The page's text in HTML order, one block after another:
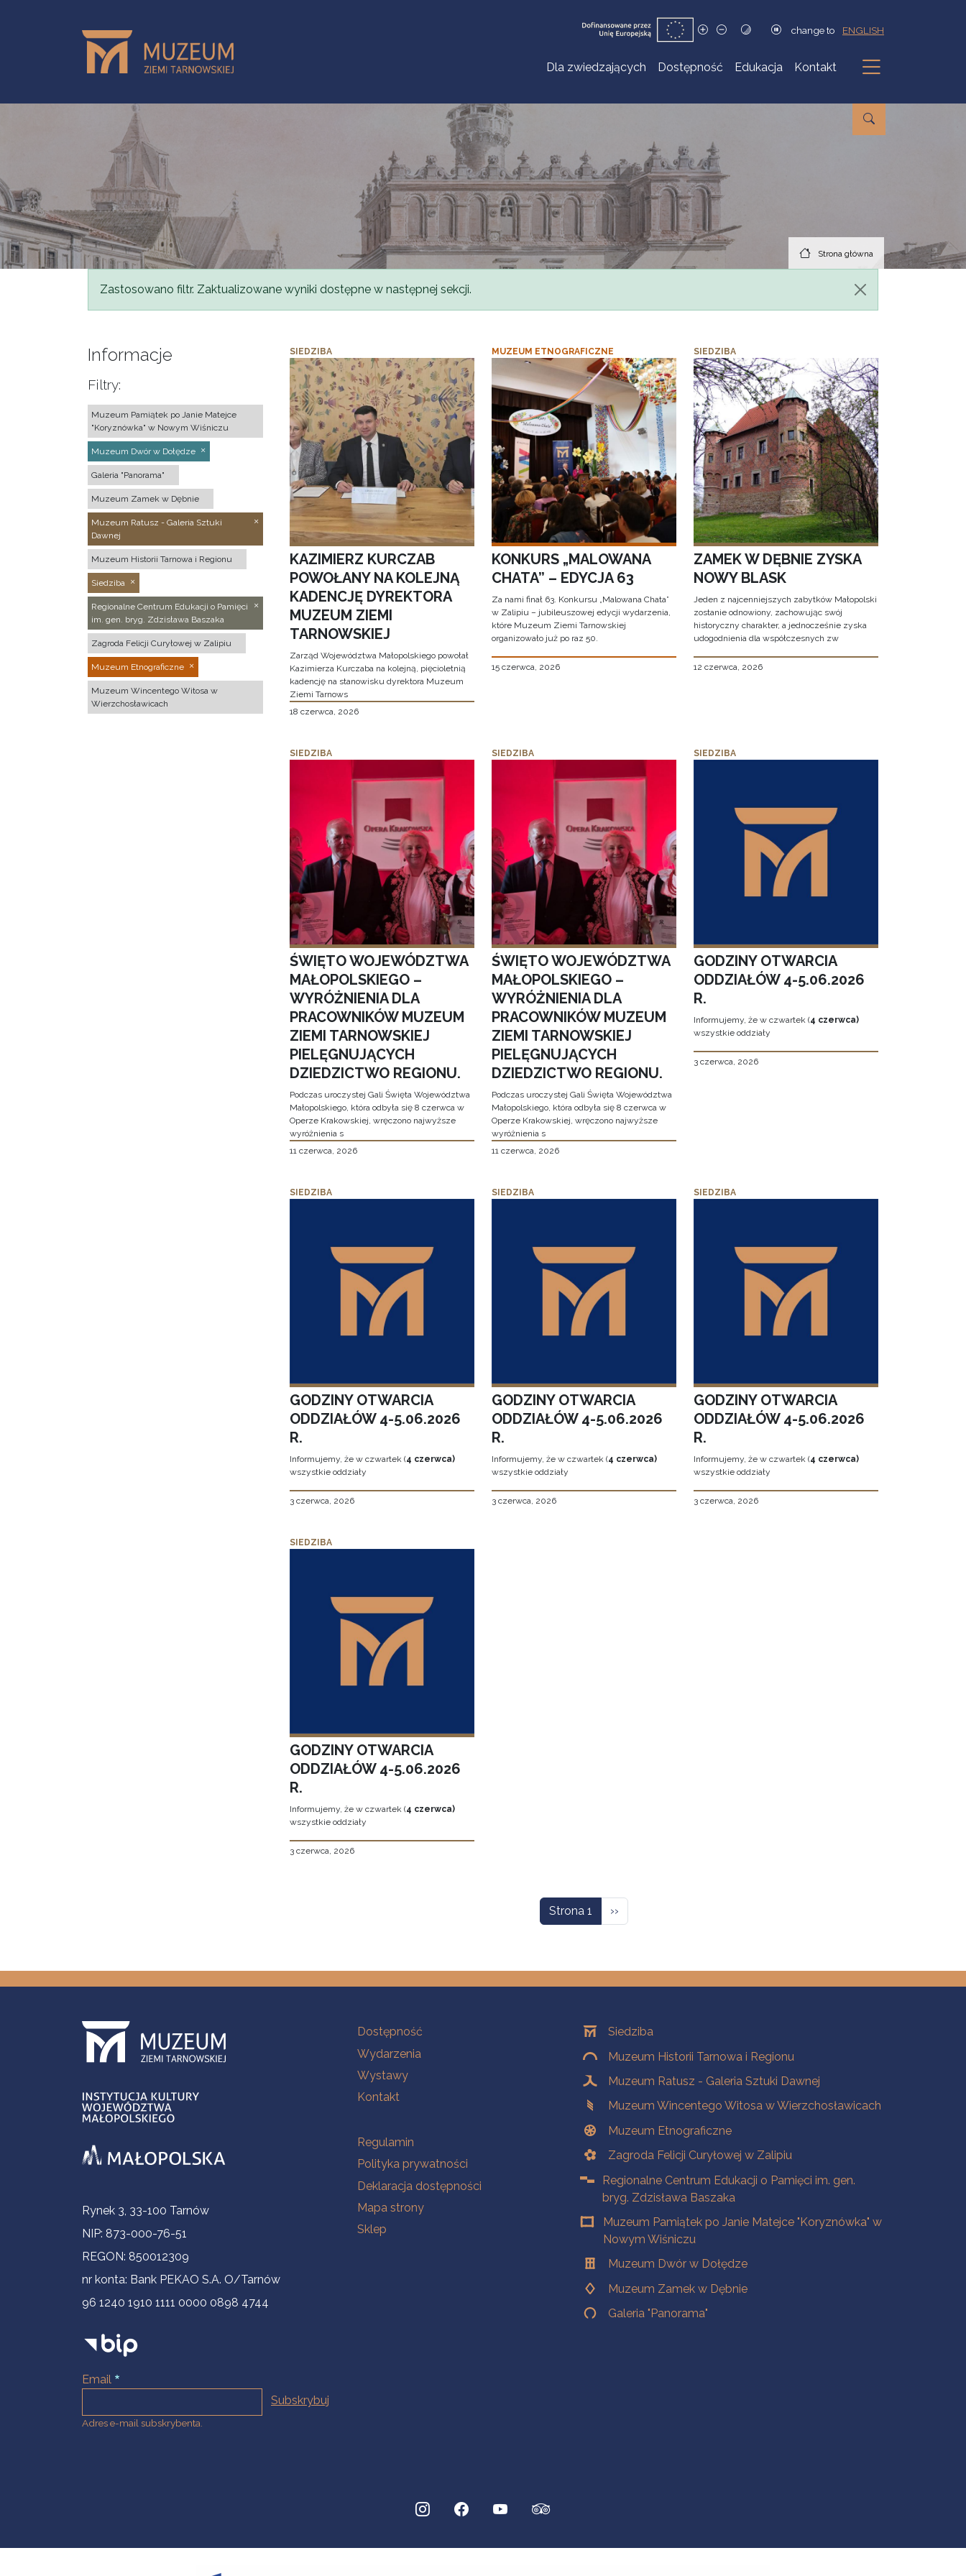
change to ENGLISH
Dla zwiedzających Dostępność Edukacja Kontakt
Podmenu
Strona główna
Komunikat
Zastosowano filtr. Zaktualizowane wyniki dostępne w następnej sekcji.
Informacje
Filtry:
Muzeum Pamiątek po Janie Matejce
"Koryznówka" w Nowym Wiśniczu
Muzeum Dwór w Dołędze
Galeria "Panorama"
Muzeum Zamek w Dębnie
Muzeum Ratusz - Galeria Sztuki
Dawnej
Muzeum Historii Tarnowa i Regionu
Siedziba
Regionalne Centrum Edukacji o Pamięci
im. gen. bryg. Zdzisława Baszaka
Zagroda Felicji Curyłowej w Zalipiu
Muzeum Etnograficzne
Muzeum Wincentego Witosa w
Wierzchosławicach
SIEDZIBA
KAZIMIERZ KURCZAB
POWOŁANY NA KOLEJNĄ
KADENCJĘ DYREKTORA
MUZEUM ZIEMI
TARNOWSKIEJ
Zarząd Województwa Małopolskiego powołał
Kazimierza Kurczaba na kolejną, pięcioletnią
kadencję na stanowisku dyrektora Muzeum
Ziemi Tarnows
18 czerwca, 2026
MUZEUM ETNOGRAFICZNE
KONKURS „MALOWANA
CHATA” – EDYCJA 63
Za nami finał 63. Konkursu „Malowana Chata”
w Zalipiu – jubileuszowej edycji wydarzenia,
które Muzeum Ziemi Tarnowskiej
organizowało już po raz 50.
15 czerwca, 2026
SIEDZIBA
ZAMEK W DĘBNIE ZYSKA
NOWY BLASK
Jeden z najcenniejszych zabytków Małopolski
zostanie odnowiony, zachowując swój
historyczny charakter, a jednocześnie zyska
udogodnienia dla współczesnych zw
12 czerwca, 2026
SIEDZIBA
ŚWIĘTO WOJEWÓDZTWA
MAŁOPOLSKIEGO –
WYRÓŻNIENIA DLA
PRACOWNIKÓW MUZEUM
ZIEMI TARNOWSKIEJ
PIELĘGNUJĄCYCH
DZIEDZICTWO REGIONU.
Podczas uroczystej Gali Święta Województwa
Małopolskiego, która odbyła się 8 czerwca w
Operze Krakowskiej, wręczono najwyższe
wyróżnienia s
11 czerwca, 2026
SIEDZIBA
ŚWIĘTO WOJEWÓDZTWA
MAŁOPOLSKIEGO –
WYRÓŻNIENIA DLA
PRACOWNIKÓW MUZEUM
ZIEMI TARNOWSKIEJ
PIELĘGNUJĄCYCH
DZIEDZICTWO REGIONU.
Podczas uroczystej Gali Święta Województwa
Małopolskiego, która odbyła się 8 czerwca w
Operze Krakowskiej, wręczono najwyższe
wyróżnienia s
11 czerwca, 2026
SIEDZIBA
GODZINY OTWARCIA
ODDZIAŁÓW 4-5.06.2026
R.
Informujemy, że w czwartek (4 czerwca)
wszystkie oddziały
3 czerwca, 2026
SIEDZIBA
GODZINY OTWARCIA
ODDZIAŁÓW 4-5.06.2026
R.
Informujemy, że w czwartek (4 czerwca)
wszystkie oddziały
3 czerwca, 2026
SIEDZIBA
GODZINY OTWARCIA
ODDZIAŁÓW 4-5.06.2026
R.
Informujemy, że w czwartek (4 czerwca)
wszystkie oddziały
3 czerwca, 2026
SIEDZIBA
GODZINY OTWARCIA
ODDZIAŁÓW 4-5.06.2026
R.
Informujemy, że w czwartek (4 czerwca)
wszystkie oddziały
3 czerwca, 2026
SIEDZIBA
GODZINY OTWARCIA
ODDZIAŁÓW 4-5.06.2026
R.
Informujemy, że w czwartek (4 czerwca)
wszystkie oddziały
3 czerwca, 2026
Strona 1 Następna strona
››
Informacje kontaktowe
Rynek 3, 33-100 Tarnów
NIP: 873-000-76-51
REGON: 850012309
nr konta: Bank PEKAO S.A. O/Tarnów
96 1240 1910 1111 0000 0898 4744
Email
Adres e-mail subskrybenta.
Na skróty
Dostępność
Wydarzenia
Wystawy
Kontakt
Na skróty
Regulamin
Polityka prywatności
Deklaracja dostępności
Mapa strony
Sklep
OddziałySiedziba
Muzeum Historii Tarnowa i Regionu
Muzeum Ratusz - Galeria Sztuki Dawnej
Muzeum Wincentego Witosa w Wierzchosławicach
Muzeum Etnograficzne
Zagroda Felicji Curyłowej w Zalipiu
Regionalne Centrum Edukacji o Pamięci im. gen.
bryg. Zdzisława Baszaka
Muzeum Pamiątek po Janie Matejce "Koryznówka" w
Nowym Wiśniczu
Muzeum Dwór w Dołędze
Muzeum Zamek w Dębnie
Galeria "Panorama"